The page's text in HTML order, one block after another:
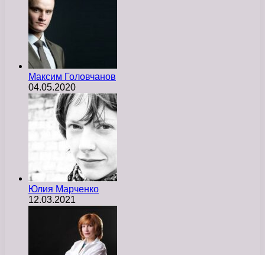
Максим Головчанов
04.05.2020
Юлия Марченко
12.03.2021